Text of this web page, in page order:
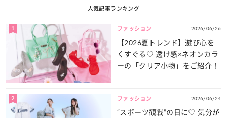
人気記事ランキング
1 ファッション 2026/06/26
【2026夏トレンド】遊び心を
くすぐる♡ 透け感×ネオンカラ
ーの「クリア小物」をご紹介！
2 ファッション 2026/06/24
“スポーツ観戦”の日に♡ 気分が